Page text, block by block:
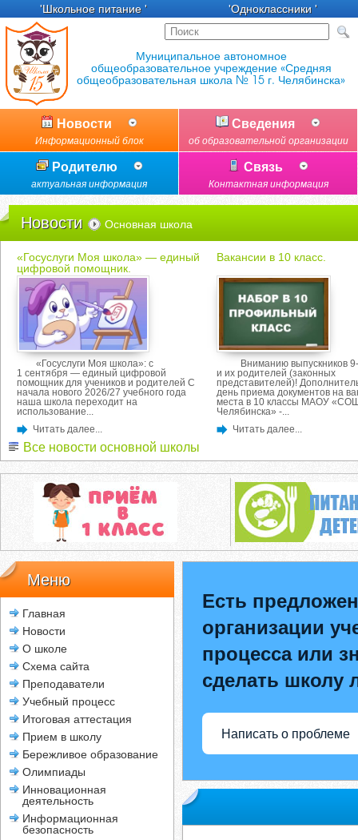
'Школьное питание ' 'Одноклассники '
Новости
Информационный блок
Сведения
об образовательной организации
Родителю
актуальная информация
Связь
Контактная информация
Новости Основная школа
«Госуслуги Моя школа» — единый
цифровой помощник.
«Госуслуги Моя школа»: с
1 сентября — единый цифровой
помощник для учеников и родителей С
начала нового 2026/27 учебного года
наша школа переходит на
использование...
Читать далее...
Вакансии в 10 класс.
Вниманию выпускников 9-
и их родителей (законных
представителей)!
день приема документов на
места в 10 классы МАОУ
Челябинска» -...
Читать далее...
Все новости основной школы
Меню
Главная
Новости
О школе
Схема сайта
Преподаватели
Учебный процесс
Итоговая аттестация
Прием в школу
Бережливое образование
Олимпиады
Инновационная
деятельность
Информационная
безопасность
Есть
организации
процесса или
сделать школу
Написать о проблеме